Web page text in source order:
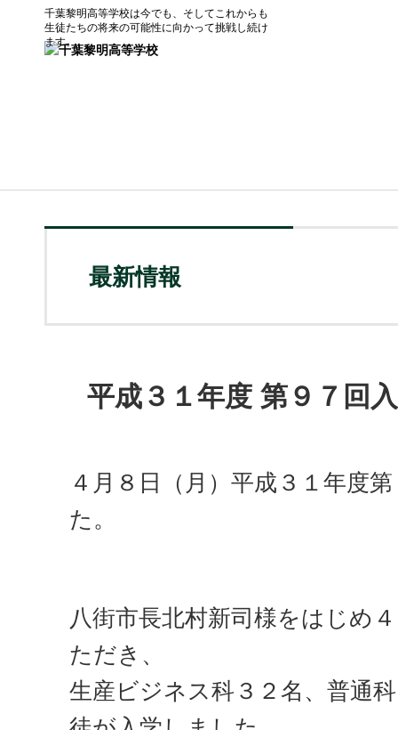
千葉黎明高等学校は今でも、そしてこれからも
生徒たちの将来の可能性に向かって挑戦し続け
ます。
最新情報
平成３１年度 第９７回
４月８日（月）平成３１年度
た。
八街市長北村新司様をはじめ
ただき、
生産ビジネス科３２名、普通